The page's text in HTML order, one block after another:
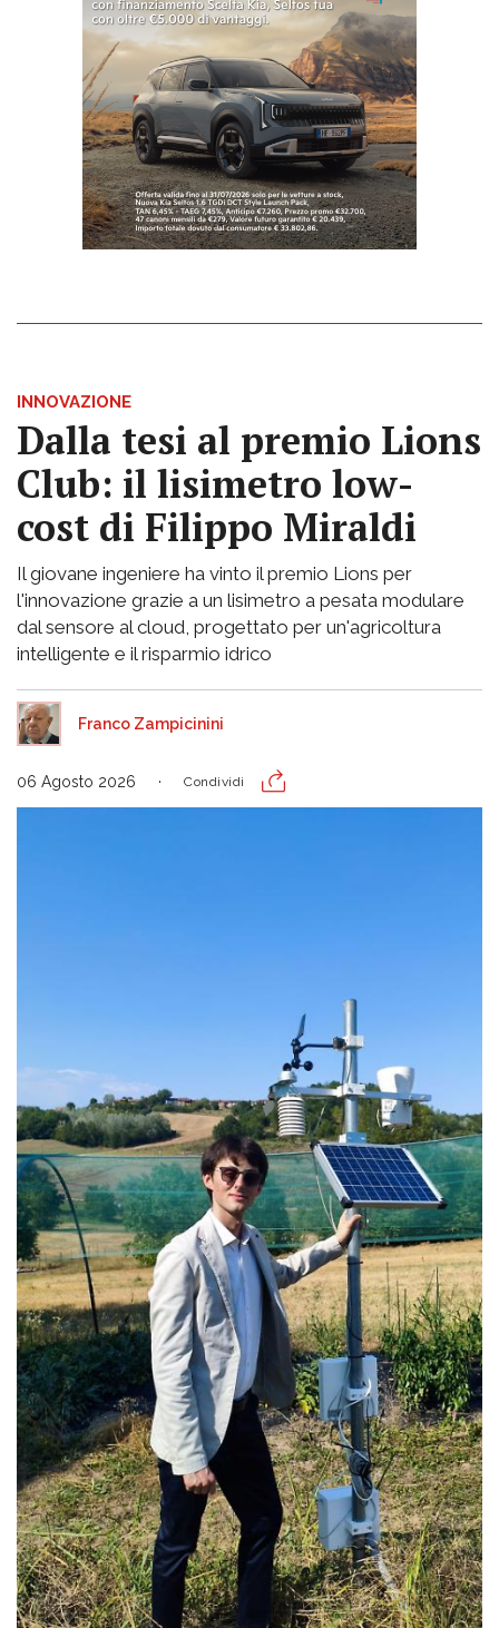
INNOVAZIONE
Dalla tesi al premio Lions
Club: il lisimetro low-
cost di Filippo Miraldi
Il giovane ingeniere ha vinto il premio Lions per
l'innovazione grazie a un lisimetro a pesata modulare
dal sensore al cloud, progettato per un'agricoltura
intelligente e il risparmio idrico
Franco Zampicinini
06 Agosto 2026 Condividi